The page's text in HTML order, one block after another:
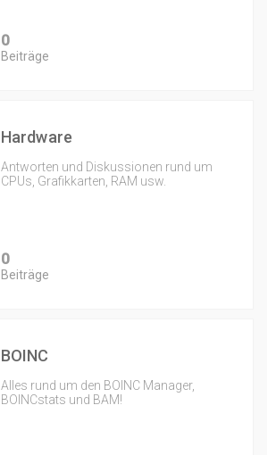
0
Beiträge
Hardware
Antworten und Diskussionen rund um
CPUs, Grafikkarten, RAM usw.
0
Beiträge
BOINC
Alles rund um den BOINC Manager,
BOINCstats und BAM!